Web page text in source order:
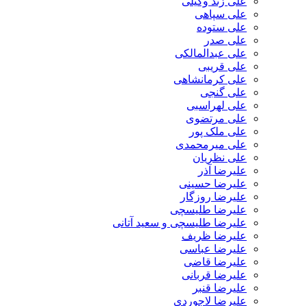
علی سپاهی
علی ستوده
علی صدر
علی عبدالمالکی
علی قریبی
علی کرمانشاهی
علی گنجی
علی لهراسبی
علی مرتضوی
علی ملک پور
علی میرمحمدی
علی نظریان
علیرضا آذر
علیرضا حسینی
علیرضا روزگار
علیرضا طلیسچی
علیرضا طلیسچی و سعید آتانی
علیرضا ظریف
علیرضا عباسی
علیرضا قاضی
علیرضا قربانی
علیرضا قنبر
علیرضا لاجوردی